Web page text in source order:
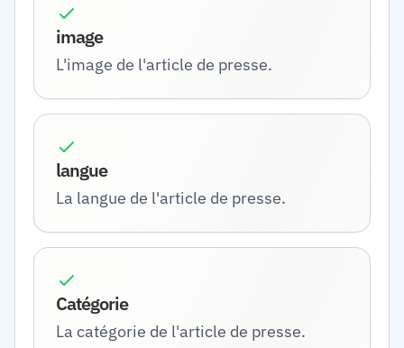
image
L'image de l'article de presse.
langue
La langue de l'article de presse.
Catégorie
La catégorie de l'article de presse.